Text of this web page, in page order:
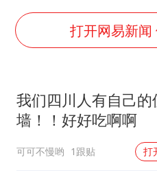
欧阳
立秋
全国
夯实
打开网易新闻
我们四川人有自己的
墙！！好好吃啊啊
可可不慢哟 1跟贴 打